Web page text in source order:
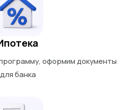
оформим документы
для банка